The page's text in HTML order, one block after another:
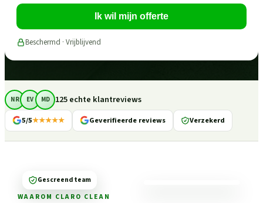
Ik wil mijn offerte
Beschermd · Vrijblijvend
NR EV MD 125 echte klantreviews
5/5★★★★★ Geverifieerde reviews Verzekerd
WAAROM CLARO CLEAN
Gescreend team